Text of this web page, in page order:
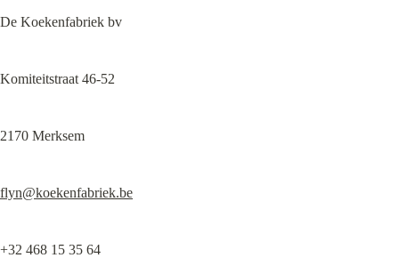
De Koekenfabriek bv
Komiteitstraat 46-52
2170 Merksem
flyn@koekenfabriek.be
+32 468 15 35 64